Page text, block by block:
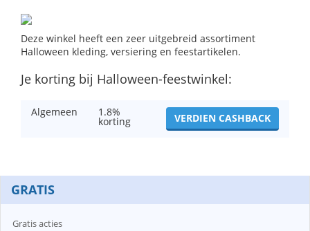
Deze winkel heeft een zeer uitgebreid assortiment
Halloween kleding, versiering en feestartikelen.
Je korting bij Halloween-feestwinkel:
Algemeen 1.8%
korting VERDIEN CASHBACK
GRATIS
Gratis acties